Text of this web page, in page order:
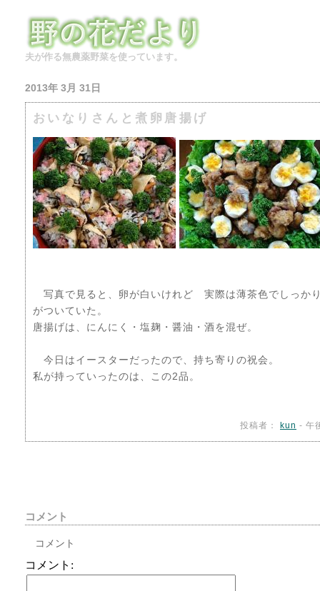
夫が作る無農薬野菜を使っています。
2013年 3月 31日
おいなりさんと煮卵唐揚げ
写真で見ると、卵が白いけれど 実際は薄茶色でしっか
がついていた。
唐揚げは、にんにく・塩麹・醤油・酒を混ぜ。
今日はイースターだったので、持ち寄りの祝会。
私が持っていったのは、この2品。
投稿者： kun - 午
コメント
コメント
コメント: